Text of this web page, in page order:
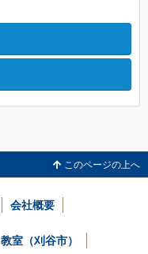
このページの上へ
会社概要
教室（刈谷市）